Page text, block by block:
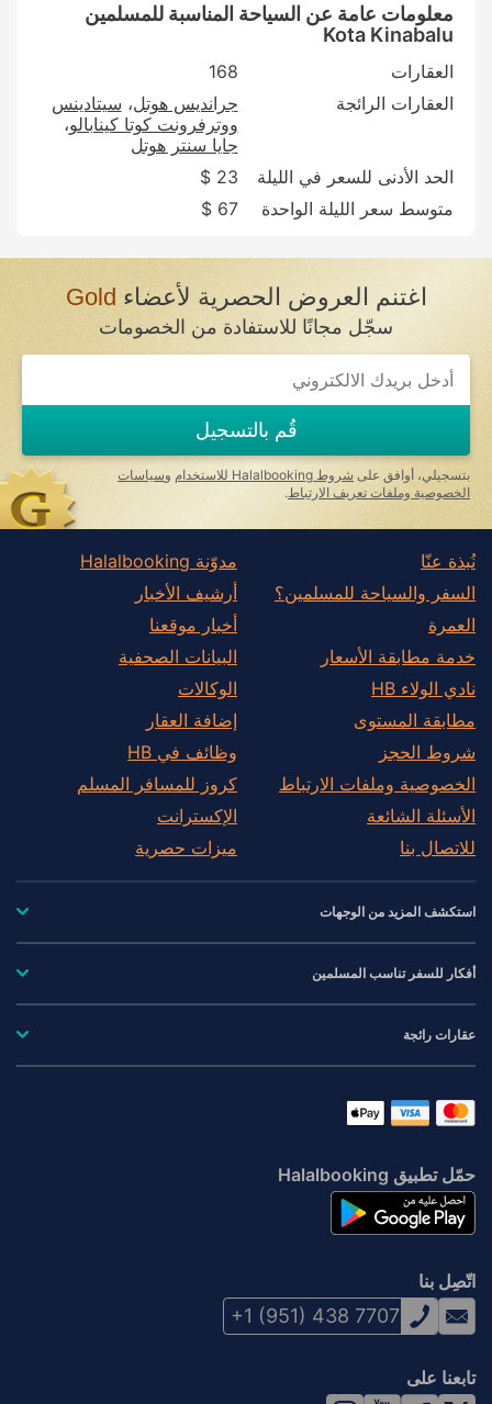
معلومات عامة عن السياحة المناسبة للمسلمين
Kota Kinabalu
العقارات
168
العقارات الرائجة
جرانديس هوتل سيتادينس
ووترفرونت كوتا كينابالو
جايا سنتر هوتل
الحد الأدنى للسعر في الليلة
23 $
متوسط سعر الليلة الواحدة
67 $
اغتنم العروض الحصرية لأعضاءGold
سجّل مجانًا للاستفادة من الخصومات
If
you
ignore
this
field
قُم بالتسجيل
بتسجيلي، أوافق على شروط Halalbooking للاستخدام وسياسات
الخصوصية وملفات تعريف الارتباط .
نُبذة عنّا
السفر والسياحة للمسلمين؟
العمرة
خدمة مطابقة الأسعار
نادي الولاء HB
مطابقة المستوى
شروط الحجز
الخصوصية وملفات الارتباط
الأسئلة الشائعة
للاتصال بنا
مدوّنة Halalbooking
أرشيف الأخبار
أخبار موقعنا
البيانات الصحفية
الوكالات
إضافة العقار
وظائف في HB
كروز للمسافر المسلم
الإكسترانت
ميزات حصرية
استكشف المزيد من الوجهات
أفكار للسفر تناسب المسلمين
عقارات رائجة
حمّل تطبيق Halalbooking
اتّصِل بنا
+1 (951) 438 7707
تابعنا على